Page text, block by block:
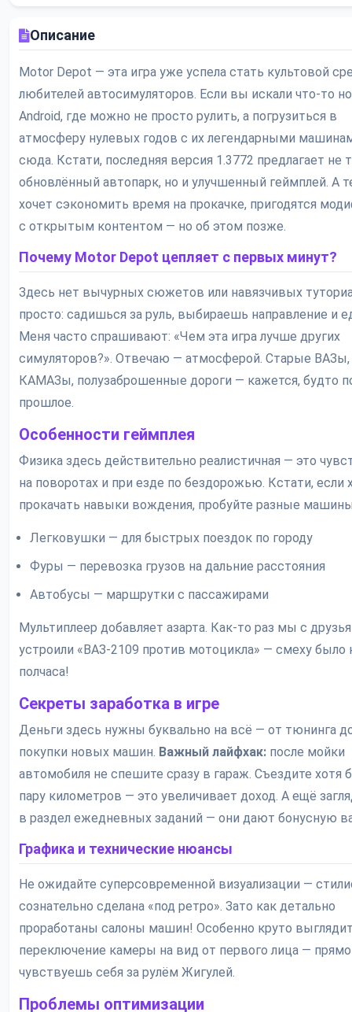
Описание
Motor Depot — эта игра уже успела стать культовой
любителей автосимуляторов. Если вы искали что-то
Android, где можно не просто рулить, а погрузиться в
атмосферу нулевых годов с их легендарными
сюда. Кстати, последняя версия 1.3772 предлагает не
обновлённый автопарк, но и улучшенный геймплей. А
хочет сэкономить время на прокачке, пригодятся
с открытым контентом — но об этом позже.
Почему Motor Depot цепляет с первых минут?
Здесь нет вычурных сюжетов или навязчивых
просто: садишься за руль, выбираешь направление и
Меня часто спрашивают: «Чем эта игра лучше других
симуляторов?». Отвечаю — атмосферой. Старые ВАЗы,
КАМАЗы, полузаброшенные дороги — кажется, будто
прошлое.
Особенности геймплея
Физика здесь действительно реалистичная — это
на поворотах и при езде по бездорожью. Кстати, если
прокачать навыки вождения, пробуйте разные
Легковушки — для быстрых поездок по городу
Фуры — перевозка грузов на дальние расстояния
Автобусы — маршрутки с пассажирами
Мультиплеер добавляет азарта. Как-то раз мы с
устроили «ВАЗ-2109 против мотоцикла» — смеху было
полчаса!
Секреты заработка в игре
Деньги здесь нужны буквально на всё — от тюнинга
покупки новых машин. Важный лайфхак: после мойки
автомобиля не спешите сразу в гараж. Съездите хотя
пару километров — это увеличивает доход. А ещё
в раздел ежедневных заданий — они дают бонусную
Графика и технические нюансы
Не ожидайте суперсовременной визуализации —
сознательно сделана «под ретро». Зато как детально
проработаны салоны машин! Особенно круто
переключение камеры на вид от первого лица — прямо
чувствуешь себя за рулём Жигулей.
Проблемы оптимизации